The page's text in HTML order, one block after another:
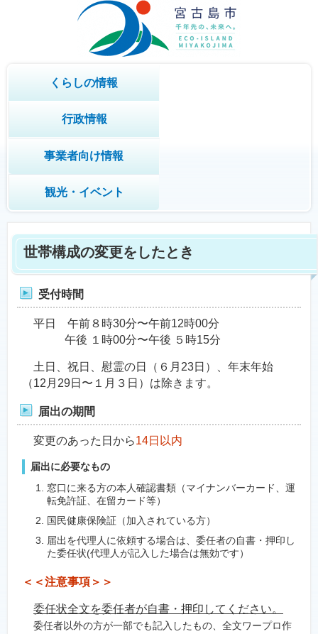
くらしの情報
行政情報
事業者向け情報
観光・イベント
世帯構成の変更をしたとき
受付時間
平日 午前８時30分〜午前12時00分
午後 １時00分〜午後 ５時15分
土日、祝日、慰霊の日（６月23日）、年末年始
（12月29日〜１月３日）は除きます。
届出の期間
変更のあった日から14日以内
届出に必要なもの
窓口に来る方の本人確認書類（マイナンバーカード、運
転免許証、在留カード等）
国民健康保険証（加入されている方）
届出を代理人に依頼する場合は、委任者の自書・押印し
た委任状(代理人が記入した場合は無効です）
＜＜注意事項＞＞
委任状全文を委任者が自書・押印してください。
​ 委任者以外の方が一部でも記入したもの、全文ワープロ作